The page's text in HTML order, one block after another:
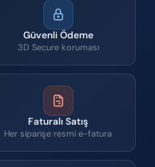
Güvenli Ödeme
3D Secure koruması
Faturalı Satış
Her siparişe resmi e-fatura